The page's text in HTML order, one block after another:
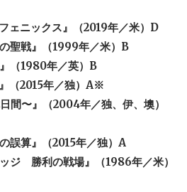
ニックス』（2019年／米）D
聖戦』（1999年／米）B
（1980年／英）B
（2015年／独）A※
間〜』（2004年／独、伊、墺）
誤算』（2015年／独）A
ジ 勝利の戦場』（1986年／米）